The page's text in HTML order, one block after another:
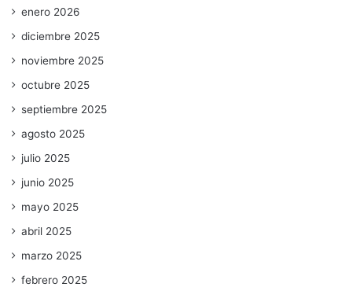
enero 2026
diciembre 2025
noviembre 2025
octubre 2025
septiembre 2025
agosto 2025
julio 2025
junio 2025
mayo 2025
abril 2025
marzo 2025
febrero 2025